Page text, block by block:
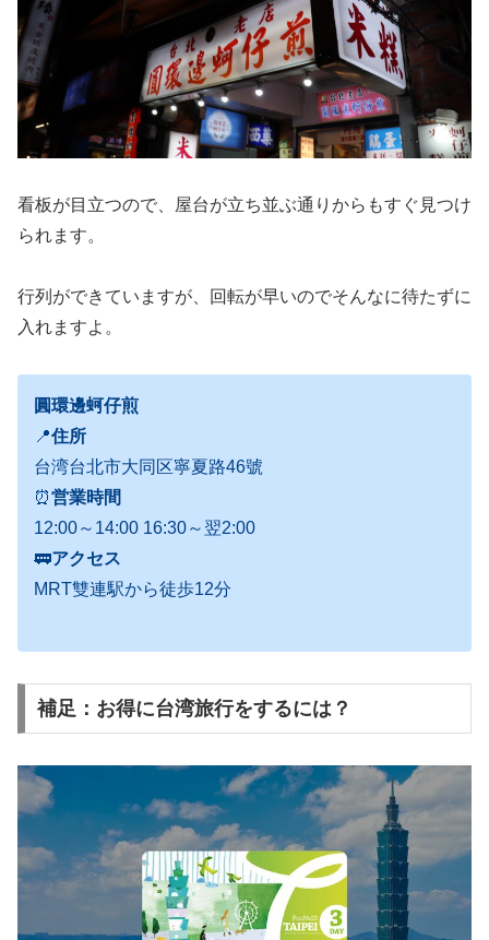
看板が目立つので、屋台が立ち並ぶ通りからもすぐ見つけ
られます。
行列ができていますが、回転が早いのでそんなに待たずに
入れますよ。
圓環邊蚵仔煎
📍住所
台湾台北市大同区寧夏路46號
⏰営業時間
12:00～14:00 16:30～翌2:00
🚃アクセス
MRT雙連駅から徒歩12分
補足：お得に台湾旅行をするには？